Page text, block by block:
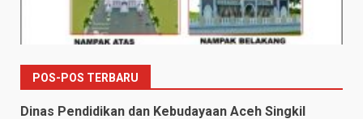
POS-POS TERBARU
Dinas Pendidikan dan Kebudayaan Aceh Singkil